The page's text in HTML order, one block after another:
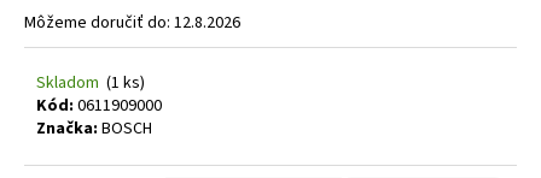
Môžeme doručiť do: 12.8.2026
Skladom (1 ks)
Kód: 0611909000
Značka: BOSCH